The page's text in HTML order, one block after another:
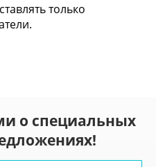
только
о специальных